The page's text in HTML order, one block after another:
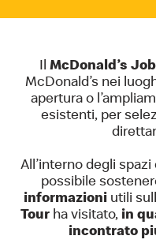
McDonald’s
McDonald’s nei
apertura o
esistenti, per
All’interno degli
possibile
informazioniutili
Tourha visitato, in
incontrato